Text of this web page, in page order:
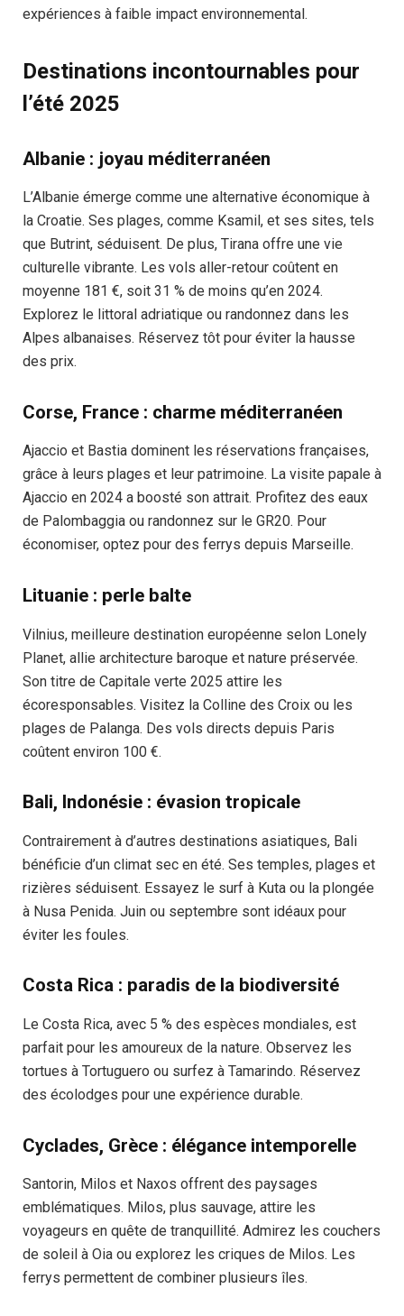
expériences à faible impact environnemental.
Destinations incontournables pour
l’été 2025
Albanie : joyau méditerranéen
L’Albanie émerge comme une alternative économique à
la Croatie. Ses plages, comme Ksamil, et ses sites, tels
que Butrint, séduisent. De plus, Tirana offre une vie
culturelle vibrante. Les vols aller-retour coûtent en
moyenne 181 €, soit 31 % de moins qu’en 2024.
Explorez le littoral adriatique ou randonnez dans les
Alpes albanaises. Réservez tôt pour éviter la hausse
des prix.
Corse, France : charme méditerranéen
Ajaccio et Bastia dominent les réservations françaises,
grâce à leurs plages et leur patrimoine. La visite papale à
Ajaccio en 2024 a boosté son attrait. Profitez des eaux
de Palombaggia ou randonnez sur le GR20. Pour
économiser, optez pour des ferrys depuis Marseille.
Lituanie : perle balte
Vilnius, meilleure destination européenne selon Lonely
Planet, allie architecture baroque et nature préservée.
Son titre de Capitale verte 2025 attire les
écoresponsables. Visitez la Colline des Croix ou les
plages de Palanga. Des vols directs depuis Paris
coûtent environ 100 €.
Bali, Indonésie : évasion tropicale
Contrairement à d’autres destinations asiatiques, Bali
bénéficie d’un climat sec en été. Ses temples, plages et
rizières séduisent. Essayez le surf à Kuta ou la plongée
à Nusa Penida. Juin ou septembre sont idéaux pour
éviter les foules.
Costa Rica : paradis de la biodiversité
Le Costa Rica, avec 5 % des espèces mondiales, est
parfait pour les amoureux de la nature. Observez les
tortues à Tortuguero ou surfez à Tamarindo. Réservez
des écolodges pour une expérience durable.
Cyclades, Grèce : élégance intemporelle
Santorin, Milos et Naxos offrent des paysages
emblématiques. Milos, plus sauvage, attire les
voyageurs en quête de tranquillité. Admirez les couchers
de soleil à Oia ou explorez les criques de Milos. Les
ferrys permettent de combiner plusieurs îles.